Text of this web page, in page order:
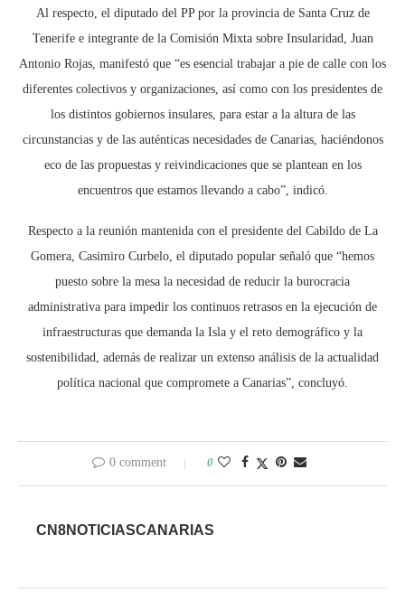
Al respecto, el diputado del PP por la provincia de Santa Cruz de
Tenerife e integrante de la Comisión Mixta sobre Insularidad, Juan
Antonio Rojas, manifestó que “es esencial trabajar a pie de calle con los
diferentes colectivos y organizaciones, así como con los presidentes de
los distintos gobiernos insulares, para estar a la altura de las
circunstancias y de las auténticas necesidades de Canarias, haciéndonos
eco de las propuestas y reivindicaciones que se plantean en los
encuentros que estamos llevando a cabo”, indicó.
Respecto a la reunión mantenida con el presidente del Cabildo de La
Gomera, Casimiro Curbelo, el diputado popular señaló que “hemos
puesto sobre la mesa la necesidad de reducir la burocracia
administrativa para impedir los continuos retrasos en la ejecución de
infraestructuras que demanda la Isla y el reto demográfico y la
sostenibilidad, además de realizar un extenso análisis de la actualidad
política nacional que compromete a Canarias”, concluyó.
0 comment 0
CN8NOTICIASCANARIAS